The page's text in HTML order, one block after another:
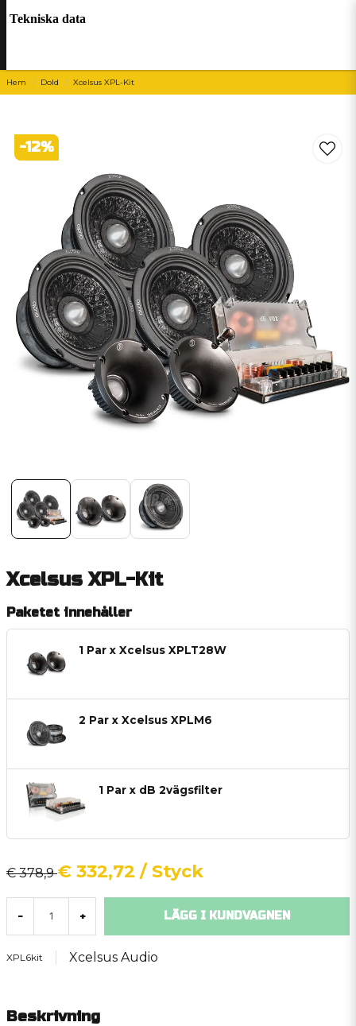
Hem Dold Xcelsus XPL-Kit
-12%
Xcelsus XPL-Kit
Paketet innehåller
1 Par x Xcelsus XPLT28W
2 Par x Xcelsus XPLM6
1 Par x dB 2vägsfilter
€ 378,9€ 332,72 / Styck
- + LÄGG I KUNDVAGNEN
XPL6kit Xcelsus Audio
Beskrivning
Tekniska data